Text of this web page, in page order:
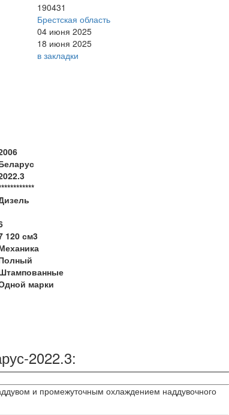
190431
Брестская область
04 июня 2025
18 июня 2025
в закладки
120 см3
марки
2022.3:
и промежуточным охлаждением наддувочного